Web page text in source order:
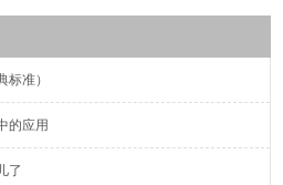
准）
的应用
了